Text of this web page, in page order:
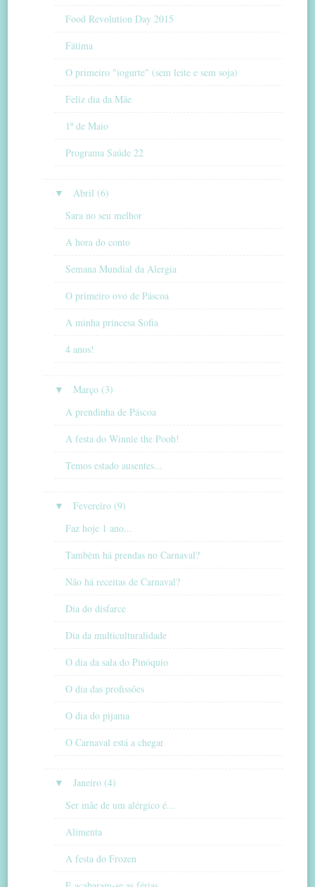
Food Revolution Day 2015
Fátima
O primeiro "iogurte" (sem leite e sem soja)
Feliz dia da Mãe
1º de Maio
Programa Saúde 22
▼
Abril (6)
Sara no seu melhor
A hora do conto
Semana Mundial da Alergia
O primeiro ovo de Páscoa
A minha princesa Sofia
4 anos!
▼
Março (3)
A prendinha de Páscoa
A festa do Winnie the Pooh!
Temos estado ausentes...
▼
Fevereiro (9)
Faz hoje 1 ano...
Também há prendas no Carnaval?
Não há receitas de Carnaval?
Dia do disfarce
Dia da multiculturalidade
O dia da sala do Pinóquio
O dia das profissões
O dia do pijama
O Carnaval está a chegar
▼
Janeiro (4)
Ser mãe de um alérgico é...
Alimenta
A festa do Frozen